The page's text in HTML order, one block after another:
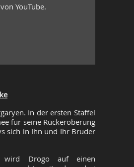
YouTube.
In der ersten Staffel
für seine Rückeroberung
sich in Ihn und Ihr Bruder
wird Drogo auf einen